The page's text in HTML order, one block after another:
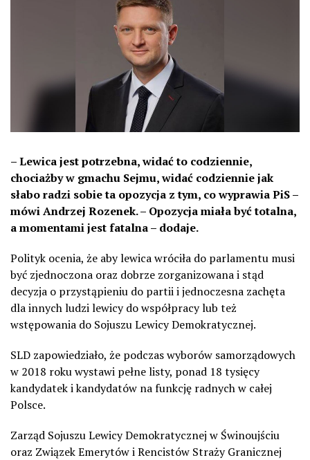
– Lewica jest potrzebna, widać to codziennie,
chociażby w gmachu Sejmu, widać codziennie jak
słabo radzi sobie ta opozycja z tym, co wyprawia PiS –
mówi Andrzej Rozenek. – Opozycja miała być totalna,
a momentami jest fatalna – dodaje.
Polityk ocenia, że aby lewica wróciła do parlamentu musi
być zjednoczona oraz dobrze zorganizowana i stąd
decyzja o przystąpieniu do partii i jednoczesna zachęta
dla innych ludzi lewicy do współpracy lub też
wstępowania do Sojuszu Lewicy Demokratycznej.
SLD zapowiedziało, że podczas wyborów samorządowych
w 2018 roku wystawi pełne listy, ponad 18 tysięcy
kandydatek i kandydatów na funkcję radnych w całej
Polsce.
Zarząd Sojuszu Lewicy Demokratycznej w Świnoujściu
oraz Związek Emerytów i Rencistów Straży Granicznej